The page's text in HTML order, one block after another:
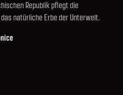
Republik pflegt die
natürliche Erbe der Unterwelt.